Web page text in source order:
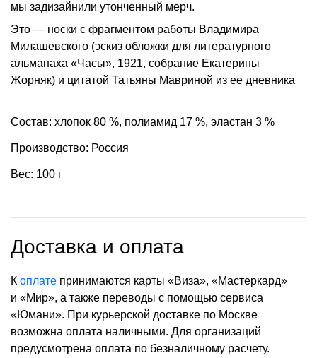
мы задизайнили утонченный мерч.
Это — носки с фрагментом работы Владимира
Милашевского (эскиз обложки для литературного
альманаха «Часы», 1921, собрание Екатерины
Жорняк) и цитатой Татьяны Мавриной из ее дневника
Состав: хлопок 80 %, полиамид 17 %, эластан 3 %
Производство: Россия
Вес: 100 г
Доставка и оплата
К оплате принимаются карты «Виза», «Мастеркард»
и «Мир», а также переводы с помощью сервиса
«Юмани». При курьерской доставке по Москве
возможна оплата наличными. Для организаций
предусмотрена оплата по безналичному расчету.